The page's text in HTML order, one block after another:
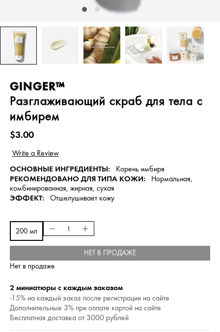
GINGER™
Разглаживающий скраб для тела с
имбирем
$3.00
ОСНОВНЫЕ ИНГРЕДИЕНТЫ: Корень имбиря
РЕКОМЕНДОВАНО ДЛЯ ТИПА КОЖИ:
Нормальная,
комбинированная, жирная, сухая
ЭФФЕКТ: Отшелушивает кожу
200 мл
НЕТ В ПРОДАЖЕ
Нет в продаже
2 миниатюры с каждым заказом
-15% на каждый заказ после регистрации на сайте
Дополнительные 3% при оплате картой на сайте
Бесплатная доставка от 3000 рублей